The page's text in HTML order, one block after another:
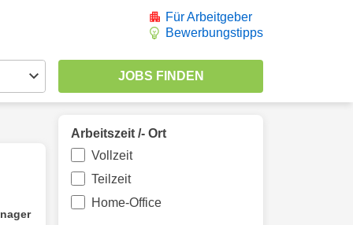
Für Arbeitgeber
Bewerbungstipps
Arbeitszeit /- Ort
Vollzeit
Teilzeit
Home-Office